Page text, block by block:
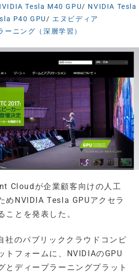
Tesla M40 GPU/ NVIDIA Tesla
P40 GPU/ エヌビディア
ーニング（深層学習）
Cloudが企業顧客向けの人工
めNVIDIA Tesla GPUアクセラ
ことを発表した。
のパブリッククラウドコンピ
トフォームに、NVIDIAのGPU
とディープラーニングプラット